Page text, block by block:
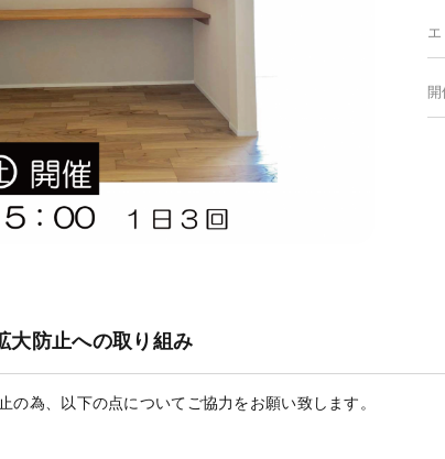
大防止への取り組み
の為、以下の点についてご協力をお願い致します。